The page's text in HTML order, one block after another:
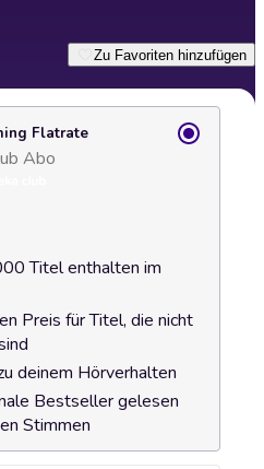
Zu Favoriten hinzufügen
Flatrate
Abo
Titel enthalten im
Preis für Titel, die nicht
deinem Hörverhalten
Bestseller gelesen
Stimmen